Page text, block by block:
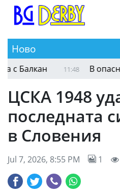
Ново
11:56 Алекс Симеонов и
ЦСКА 1948
последната
в Словения
Jul 7, 2026, 8:55 PM 1